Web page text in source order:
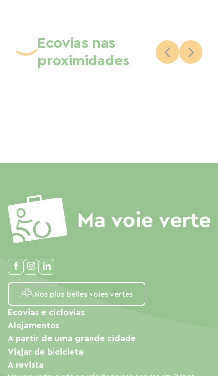
Ecovias nas
proximidades
Nos plus belles voies vertes
Ecovias e ciclovias
Alojamentos
A partir de uma grande cidade
Viajar de bicicleta
A revista